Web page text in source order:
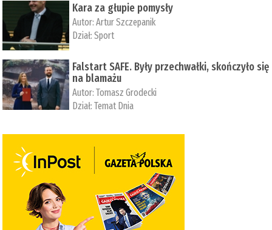
Kara za głupie pomysły
Autor:Artur Szczepanik
Dział:Sport
Falstart SAFE. Były przechwałki, skończyło się
na blamażu
Autor:Tomasz Grodecki
Dział:Temat Dnia